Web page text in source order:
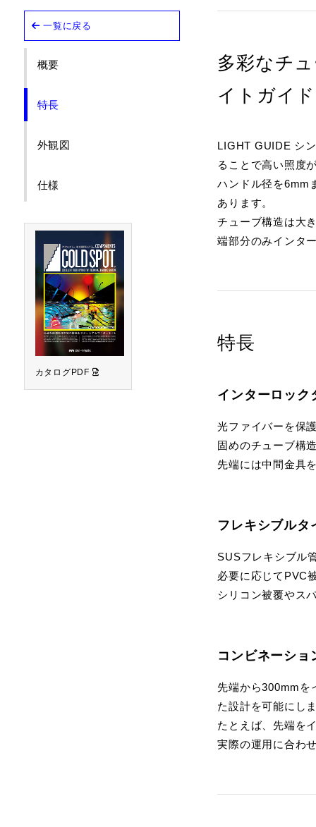
一覧に戻る
概要
特長
外観図
仕様
カタログPDF
多彩なチ
イトガイド
LIGHT GUIDE シ
ることで高い照度
ハンドル径を6mm
あります。
チューブ構造は大
端部分のみインタ
特長
インターロック
光ファイバーを保
固めのチューブ構
先端には中間金具
フレキシブルタ
SUSフレキシブル
必要に応じてPVC
シリコン被覆やス
コンビネーショ
先端から300mmを
た設計を可能にし
たとえば、先端を
実際の運用に合わ